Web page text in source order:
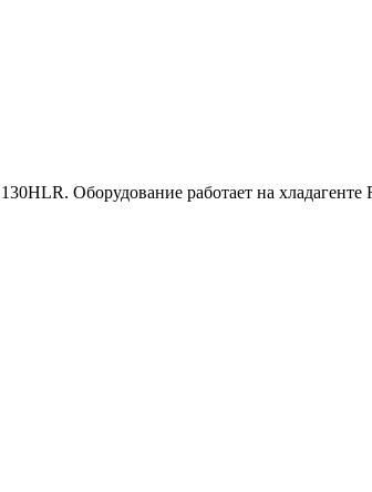
Оборудование работает на хладагенте